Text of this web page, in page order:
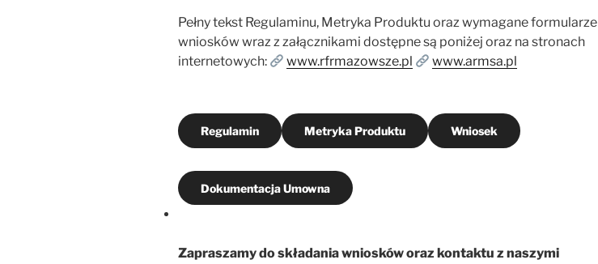
Pełny tekst Regulaminu, Metryka Produktu oraz wymagane formularze
wniosków wraz z załącznikami dostępne są poniżej oraz na stronach
internetowych:
www.rfrmazowsze.pl www.armsa.pl
Regulamin Metryka Produktu Wniosek
Dokumentacja Umowna
Zapraszamy do składania wniosków oraz kontaktu z naszymi